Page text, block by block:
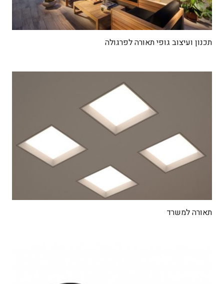
תכנון ועיצוב גופי תאורה לפרגולה
תאורה למשרד